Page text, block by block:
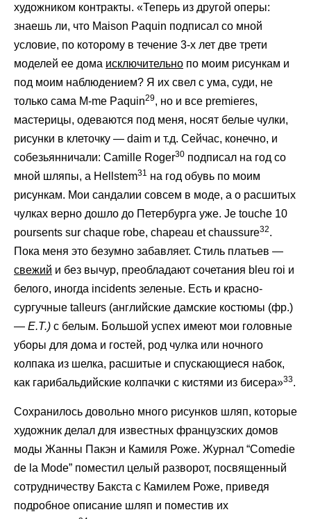
художником контракты. «Теперь из другой оперы:
знаешь ли, что Maison Paquin подписал со мной
условие, по которому в течение 3-х лет две трети
моделей ее дома исключительно по моим рисункам и
под моим наблюдением? Я их свел с ума, суди, не
только сама M-me Paquin29, но и все premieres,
мастерицы, одеваются под меня, носят белые чулки,
рисунки в клеточку — daim и т.д. Сейчас, конечно, и
собезьянничали: Camille Roger30 подписал на год со
мной шляпы, а Hellstem31 на год обувь по моим
рисункам. Мои сандалии совсем в моде, а о расшитых
чулках верно дошло до Петербурга уже. Je touche 10
poursents sur chaque robe, chapeau et chaussure32.
Пока меня это безумно забавляет. Стиль платьев —
свежий и без вычур, преобладают сочетания bleu roi и
белого, иногда incidents зеленые. Есть и красно-
сургучные talleurs (английские дамские костюмы (фр.)
— Е.Т.) с белым. Большой успех имеют мои головные
уборы для дома и гостей, род чулка или ночного
колпака из шелка, расшитые и спускающиеся набок,
как гарибальдийские колпачки с кистями из бисера»33.
Сохранилось довольно много рисунков шляп, которые
художник делал для известных французских домов
моды Жанны Пакэн и Камиля Роже. Журнал “Comedie
de la Mode” поместил целый разворот, посвященный
сотрудничеству Бакста с Камилем Роже, приведя
подробное описание шляп и поместив их